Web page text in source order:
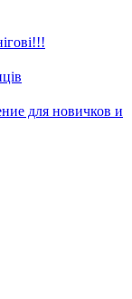
для новичков и